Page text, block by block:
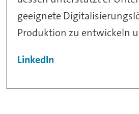
geeignete
Produktion zu entwickeln
LinkedIn